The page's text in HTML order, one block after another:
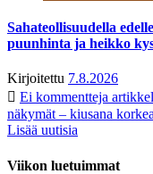
Sahateollisuudella
puunhinta ja heikko
Kirjoitettu 7.8.2026
Ei kommentteja
näkymät – kiusana
Lisää uutisia
Viikon luetuimmat